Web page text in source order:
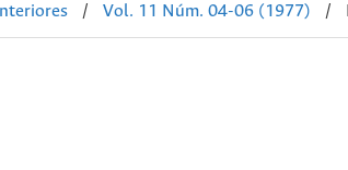
/ Vol. 11 Núm. 04-06 (1977) /